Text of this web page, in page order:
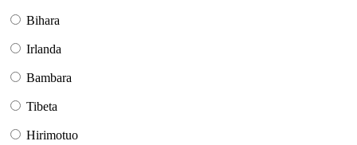
Bihara
Irlanda
Bambara
Tibeta
Hirimotuo